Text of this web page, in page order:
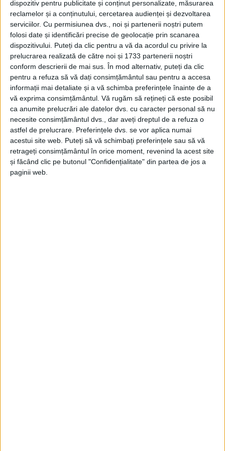
dispozitiv pentru publicitate și conținut personalizate, măsurarea
reclamelor și a conținutului, cercetarea audienței și dezvoltarea
serviciilor. Cu permisiunea dvs., noi și partenerii noștri putem
folosi date și identificări precise de geolocație prin scanarea
dispozitivului. Puteți da clic pentru a vă da acordul cu privire la
prelucrarea realizată de către noi și 1733 partenerii noștri
conform descrierii de mai sus. În mod alternativ, puteți da clic
pentru a refuza să vă dați consimțământul sau pentru a accesa
informații mai detaliate și a vă schimba preferințele înainte de a
vă exprima consimțământul. Vă rugăm să rețineți că este posibil
ca anumite prelucrări ale datelor dvs. cu caracter personal să nu
necesite consimțământul dvs., dar aveți dreptul de a refuza o
astfel de prelucrare. Preferințele dvs. se vor aplica numai
acestui site web. Puteți să vă schimbați preferințele sau să vă
retrageți consimțământul în orice moment, revenind la acest site
și făcând clic pe butonul "Confidențialitate" din partea de jos a
paginii web.
populară în urechi. Mă refer la micii băgaţi la
ghiozdan în centrul comunei Suceava în timpul
parangheliei organizate zilele trecute şi la muzica
populară zbierată în boxele amplasate în bătaia
fumului de grătare. În urmă cu puţin timp, primarul
Ion Lungu şi-a prezentat bilanţul primului său an de
„guvernare” din cel de-al doilea mandat. Evident că
bilanţul a fost plin de împliniri măreţe. Însă, domnul
Lungu nu doar s-a fudulit cu ce-a făcut domnia sa
pentru aceste meleaguri încărcate de istorie,
binecuvîntate de Dumnezeu şi cîntate de cîntăreţii
de muzică populară care au primit titlul de cetăţean
de onoare al Sucevei. Ion Lungu a vorbit şi despre
nemîmpliniri. Primarul a spus că, din nefericire, nu a